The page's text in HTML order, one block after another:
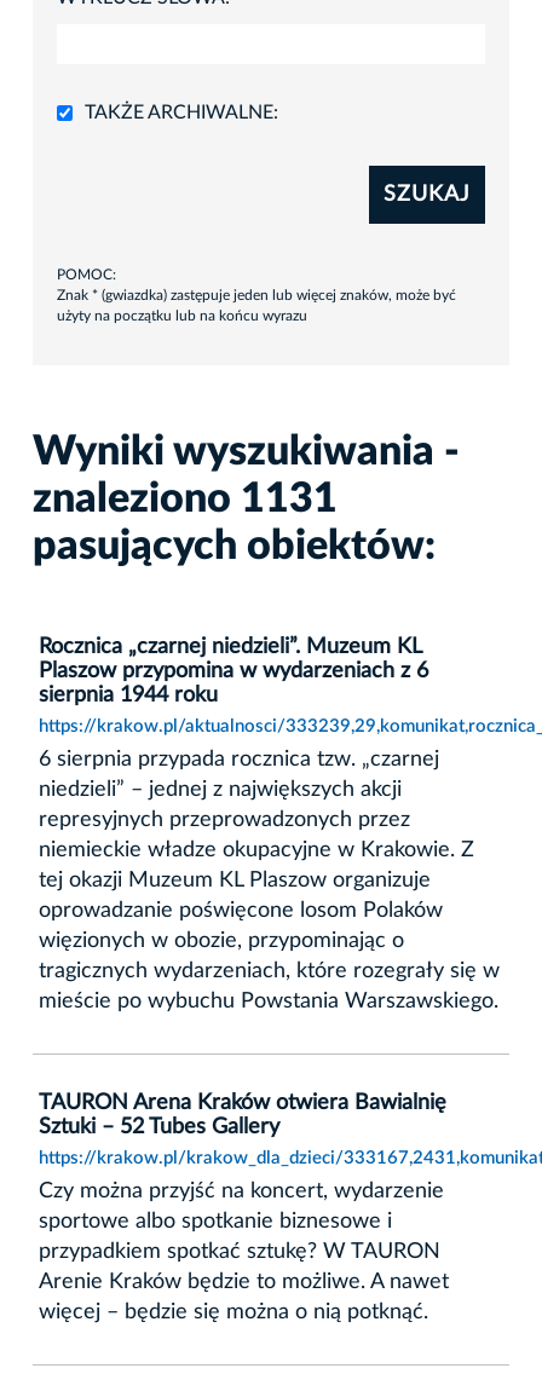
TAKŻE ARCHIWALNE:
SZUKAJ
POMOC:
Znak * (gwiazdka) zastępuje jeden lub więcej znaków, może być
użyty na początku lub na końcu wyrazu
Wyniki wyszukiwania -
znaleziono 1131
pasujących obiektów:
Rocznica „czarnej niedzieli”. Muzeum KL
Plaszow przypomina w wydarzeniach z 6
sierpnia 1944 roku
https://krakow.pl/aktualnosci/
6 sierpnia przypada rocznica tzw. „czarnej
niedzieli” – jednej z największych akcji
represyjnych przeprowadzonych przez
niemieckie władze okupacyjne w Krakowie. Z
tej okazji Muzeum KL Plaszow organizuje
oprowadzanie poświęcone losom Polaków
więzionych w obozie, przypominając o
tragicznych wydarzeniach, które rozegrały się w
mieście po wybuchu Powstania Warszawskiego.
TAURON Arena Kraków otwiera Bawialnię
Sztuki – 52 Tubes Gallery
https://krakow.pl/krakow_dla_dzieci/
Czy można przyjść na koncert, wydarzenie
sportowe albo spotkanie biznesowe i
przypadkiem spotkać sztukę? W TAURON
Arenie Kraków będzie to możliwe. A nawet
więcej – będzie się można o nią potknąć.